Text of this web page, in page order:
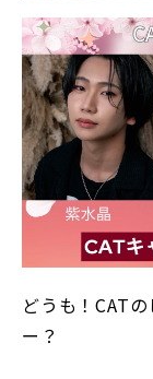
どうも！CAT
ー？